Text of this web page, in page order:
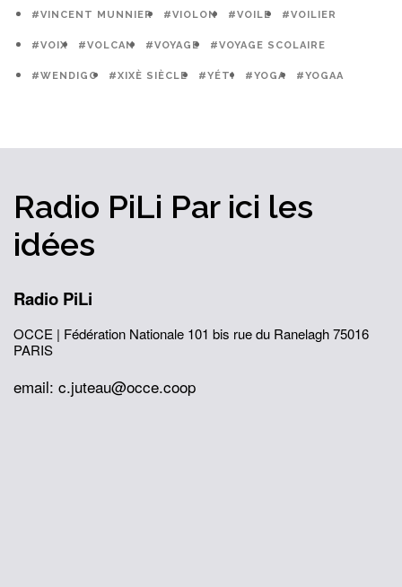
#VINCENT MUNNIER #VIOLON #VOILE #VOILIER
#VOIX #VOLCAN #VOYAGE #VOYAGE SCOLAIRE
#WENDIGO #XIXÈ SIÈCLE #YÉTI #YOGA #YOGAA
Radio PiLi Par ici les
idées
Radio PiLi
OCCE | Fédération Nationale 101 bis rue du Ranelagh75016
PARIS
email: c.juteau@occe.coop